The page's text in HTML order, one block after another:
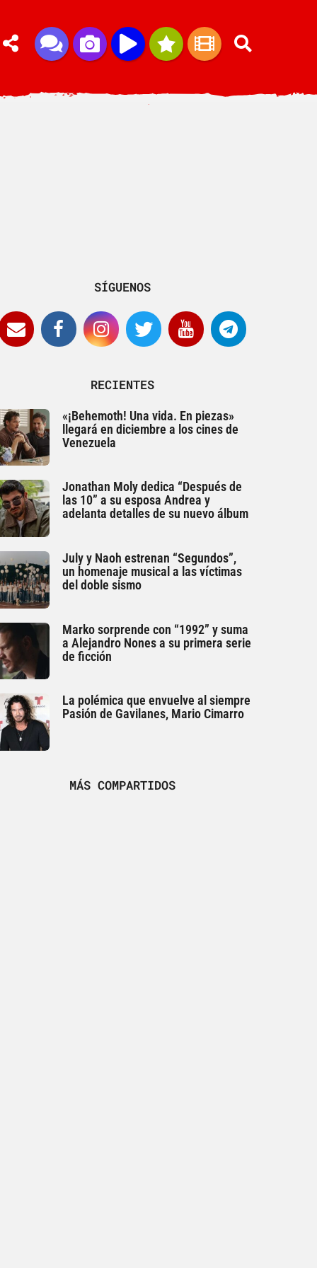
SÍGUENOS
RECIENTES
«¡Behemoth! Una vida. En piezas»
llegará en diciembre a los cines de
Venezuela
Jonathan Moly dedica “Después de
las 10” a su esposa Andrea y
adelanta detalles de su nuevo álbum
July y Naoh estrenan “Segundos”,
un homenaje musical a las víctimas
del doble sismo
Marko sorprende con “1992” y suma
a Alejandro Nones a su primera serie
de ficción
La polémica que envuelve al siempre
Pasión de Gavilanes, Mario Cimarro
MÁS COMPARTIDOS